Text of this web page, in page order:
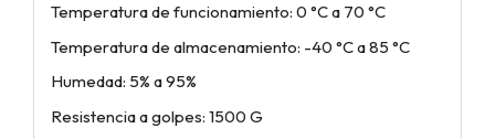
Temperatura de funcionamiento: 0 °C a 70 °C
Temperatura de almacenamiento: -40 °C a 85 °C
Humedad: 5% a 95%
Resistencia a golpes: 1500 G